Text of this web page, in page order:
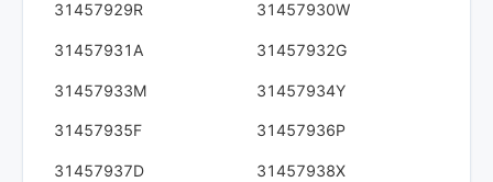
31457929R 31457930W
31457931A 31457932G
31457933M 31457934Y
31457935F 31457936P
31457937D 31457938X